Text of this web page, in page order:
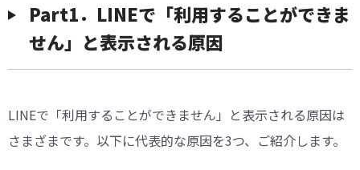
Part1．LINEで「利用することができま
せん」と表示される原因
LINEで「利用することができません」と表示される原因は
さまざまです。以下に代表的な原因を3つ、ご紹介します。